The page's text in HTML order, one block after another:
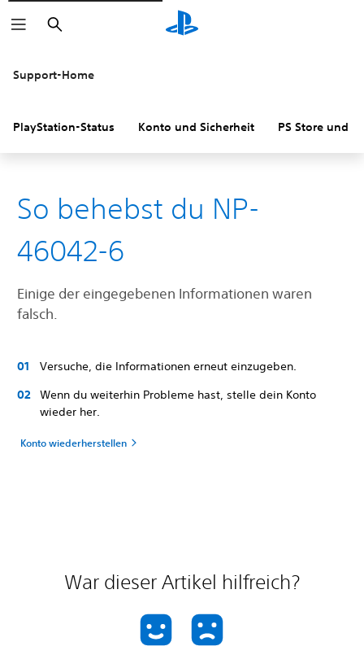
Suchen
Support-Home
PlayStation-Status Konto und Sicherheit PS Store und
So behebst du NP-
46042-6
Einige der eingegebenen Informationen waren
falsch.
Versuche, die Informationen erneut einzugeben.
Wenn du weiterhin Probleme hast, stelle dein Konto
wieder her.
Konto wiederherstellen
War dieser Artikel hilfreich?